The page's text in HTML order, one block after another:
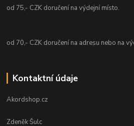
od 75,- CZK doručení na výdejní místo.
od 70,- CZK doručení na adresu nebo na
Kontaktní údaje
Akordshop.cz
Zdeněk Šulc